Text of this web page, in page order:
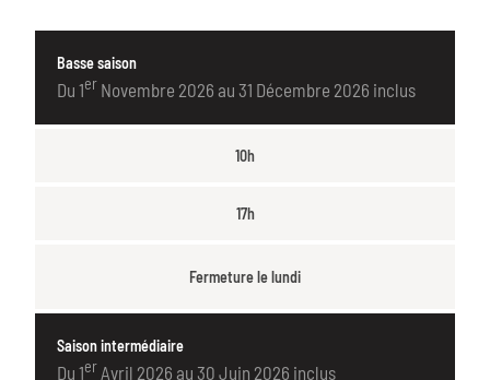
Basse saison
Du 1er Novembre 2026 au 31 Décembre 2026 inclus
10h
17h
Fermeture le lundi
Saison intermédiaire
Du 1er Avril 2026 au 30 Juin 2026 inclus